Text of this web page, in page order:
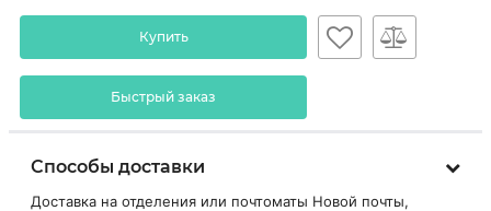
Купить
Быстрый заказ
Способы доставки
Доставка на отделения или почтоматы Новой почты,